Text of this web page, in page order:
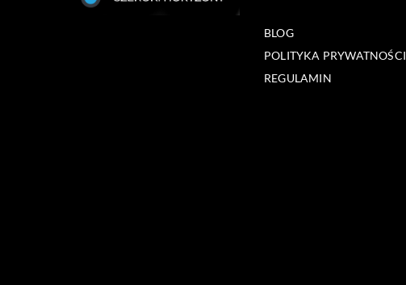
BLOG
POLITYKA PRYWATNOŚCI
REGULAMIN